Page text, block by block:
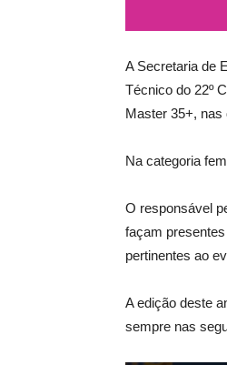
A Secretaria de
Técnico do 22º
Master 35+, nas
Na categoria
O responsável
façam
pertinentes ao
A edição deste
sempre nas